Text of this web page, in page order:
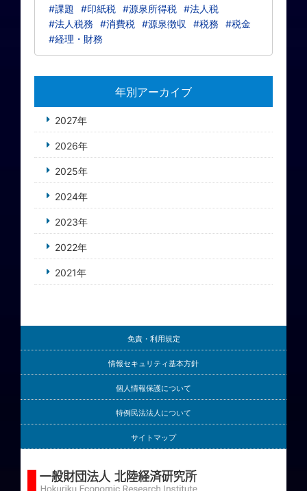
#課題
#印紙税 #源泉所得税 #法人税
#法人税務
#消費税 #源泉徴収 #税務
#税金
#経理・財務
年別アーカイブ
2027年
2026年
2025年
2024年
2023年
2022年
2021年
免責・利用規定
情報セキュリティ基本方針
個人情報保護について
特例民法法人について
サイトマップ